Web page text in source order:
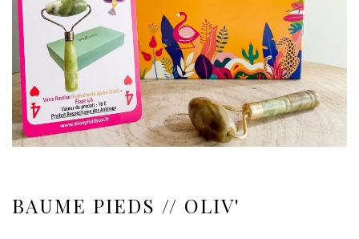
BAUME PIEDS // OLIV'